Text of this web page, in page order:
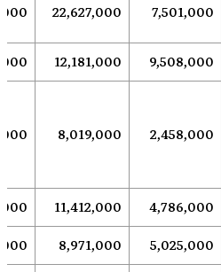
7,501,000
22,627,000
9,508,000
12,181,000
2,458,000
8,019,000
4,786,000
11,412,000
5,025,000
8,971,000